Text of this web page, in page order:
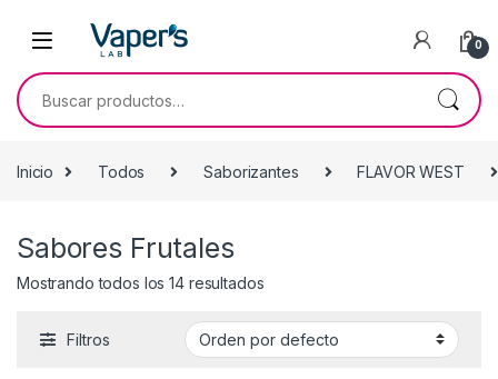
0
Inicio Todos Saborizantes FLAVOR WEST
Sabores Frutales
Mostrando todos los 14 resultados
Filtros